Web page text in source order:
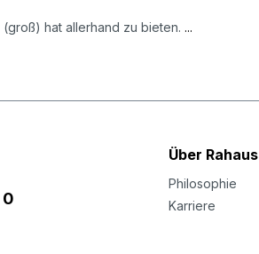
hat allerhand zu bieten. ...
0
Über Rahaus
Philosophie
Karriere